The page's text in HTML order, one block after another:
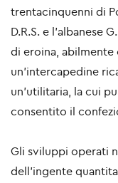
trentacinquenni di
D.R.S. e l’albanese
di eroina, abilmente
un’intercapedine
un’utilitaria, la cui
consentito il
Gli sviluppi operati
dell’ingente